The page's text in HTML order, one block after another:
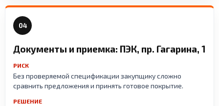
04
Документы и приемка: ПЭК, пр. Гагарина, 1
РИСК
Без проверяемой спецификации закупщику сложно
сравнить предложения и принять готовое покрытие.
РЕШЕНИЕ